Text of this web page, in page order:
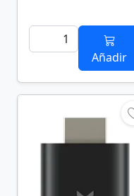
Añadir